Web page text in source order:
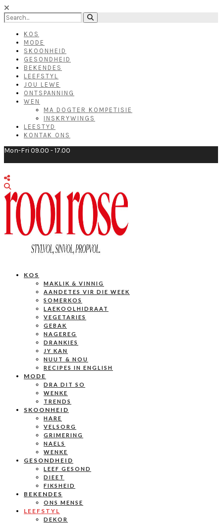
KOS
MODE
SKOONHEID
GESONDHEID
BEKENDES
LEEFSTYL
JOU LEWE
ONTSPANNING
WEN
MA DOGTER KOMPETISIE
INSKRYWINGS
LEESTYD
KONTAK ONS
Mon-Fri 09.00 - 17.00
KOS
MAKLIK & VINNIG
AANDETES VIR DIE WEEK
SOMERKOS
LAEKOOLHIDRAAT
VEGETARIES
GEBAK
NAGEREG
DRANKIES
JY KAN
NUUT & NOU
RECIPES IN ENGLISH
MODE
DRA DIT SO
WENKE
TRENDS
SKOONHEID
HARE
VELSORG
GRIMERING
NAELS
WENKE
GESONDHEID
LEEF GESOND
DIEET
FIKSHEID
BEKENDES
ONS MENSE
LEEFSTYL
DEKOR